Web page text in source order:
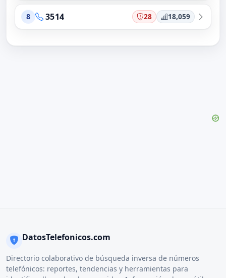
8 3514 28 18,059
DatosTelefonicos.com
Directorio colaborativo de búsqueda inversa de números
telefónicos: reportes, tendencias y herramientas para